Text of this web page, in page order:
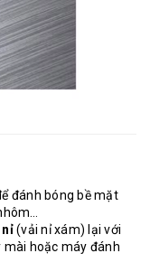
đánh bóng bề mặt
nỉ(vải nỉ xám) lại với
mài hoặc máy đánh